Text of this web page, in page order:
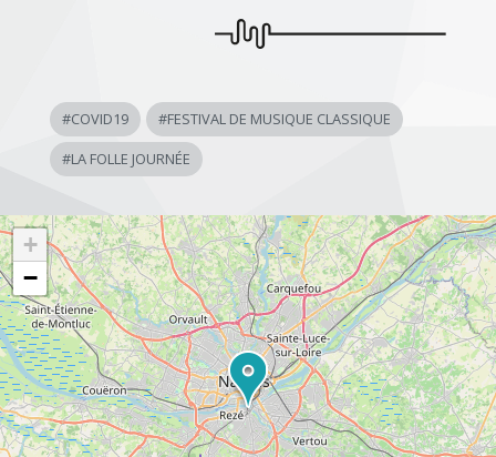
#COVID19 #FESTIVAL DE MUSIQUE CLASSIQUE
#LA FOLLE JOURNÉE
+
−